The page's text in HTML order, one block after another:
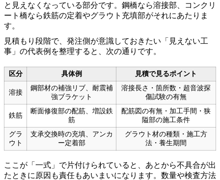
と見えなくなっている部分です。鋼橋なら溶接部、コンクリ
ート橋なら鉄筋の定着やグラウト充填部がそれにあたりま
す。
見積もり段階で、発注側が意識しておきたい「見えない工
事」の代表例を整理すると、次の通りです。
区分 具体例 見積で見るポイント
溶接
鋼部材の補強リブ、耐震補
強ブラケット
溶接長さ・箇所数・超音波探
傷試験の有無
鉄筋
断面修復部の配筋、増設鉄
筋
配筋図の有無・加工手間・狭
隘部の施工条件
グラ
ウト
支承交換時の充填、アンカ
ー定着部
グラウト材の種類・施工方
法・養生期間
ここが「一式」で片付けられていると、あとから不具合が出
たときに原因も責任もあいまいになります。数量や検査方法